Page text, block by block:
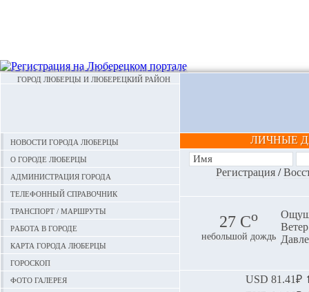
ГОРОД ЛЮБЕРЦЫ И ЛЮБЕРЕЦКИЙ РАЙОН
Новости города Люберцы
О городе Люберцы
Администрация города
Телефонный справочник
Транспорт / маршруты
Работа в городе
Карта города Люберцы
Гороскоп
Фото галерея
ЛИЧНЫЕ
Регистрация/
27 Сo
небольшой дождь
USD 81.41₽